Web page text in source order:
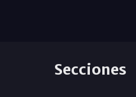
Secciones